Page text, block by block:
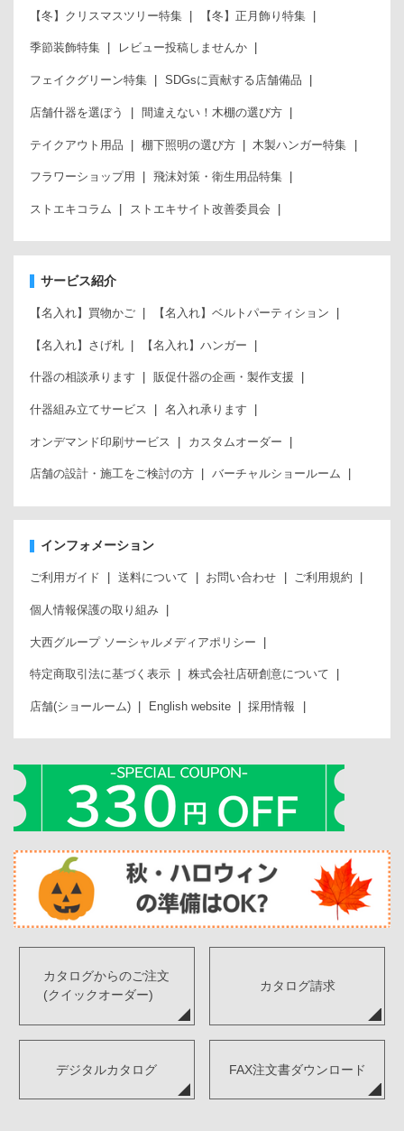
【冬】クリスマスツリー特集 【冬】正月飾り特集
季節装飾特集 レビュー投稿しませんか
フェイクグリーン特集 SDGsに貢献する店舗備品
店舗什器を選ぼう 間違えない！木棚の選び方
テイクアウト用品 棚下照明の選び方 木製ハンガー特集
フラワーショップ用 飛沫対策・衛生用品特集
ストエキコラム ストエキサイト改善委員会
サービス紹介
【名入れ】買物かご 【名入れ】ベルトパーティション
【名入れ】さげ札 【名入れ】ハンガー
什器の相談承ります 販促什器の企画・製作支援
什器組み立てサービス 名入れ承ります
オンデマンド印刷サービス カスタムオーダー
店舗の設計・施工をご検討の方 バーチャルショールーム
インフォメーション
ご利用ガイド 送料について お問い合わせ ご利用規約
個人情報保護の取り組み
大西グループ ソーシャルメディアポリシー
特定商取引法に基づく表示 株式会社店研創意について
店舗(ショールーム) English website 採用情報
カタログからのご注文
(クイックオーダー)
カタログ請求
デジタルカタログ FAX注文書ダウンロード